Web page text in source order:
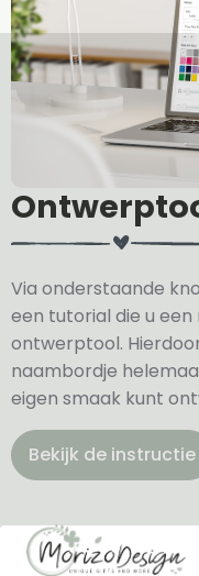
Via onderstaande
een tutorial die u
ontwerptool.
naambordje
eigen smaak kunt
Bekijk de instructie